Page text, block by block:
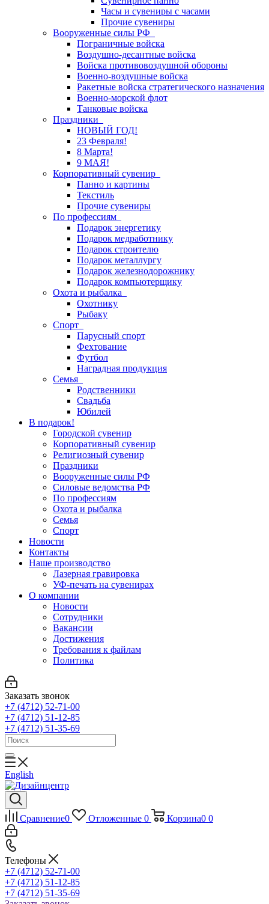
Часы и сувениры с часами
Прочие сувениры
Вооруженные силы РФ
Пограничные войска
Воздушно-десантные войска
Войска противовоздушной обороны
Военно-воздушные войска
Ракетные войска стратегического назначения
Военно-морской флот
Танковые войска
Праздники
НОВЫЙ ГОД!
23 Февраля!
8 Марта!
9 МАЯ!
Корпоративный сувенир
Панно и картины
Текстиль
Прочие сувениры
По профессиям
Подарок энергетику
Подарок медработнику
Подарок строителю
Подарок металлургу
Подарок железнодорожнику
Подарок компьютерщику
Охота и рыбалка
Охотнику
Рыбаку
Спорт
Парусный спорт
Фехтование
Футбол
Наградная продукция
Семья
Родственники
Свадьба
Юбилей
В подарок!
Городской сувенир
Корпоративный сувенир
Религиозный сувенир
Праздники
Вооруженные силы РФ
Силовые ведомства РФ
По профессиям
Охота и рыбалка
Семья
Спорт
Новости
Контакты
Наше производство
Лазерная гравировка
УФ-печать на сувенирах
О компании
Новости
Сотрудники
Вакансии
Достижения
Требования к файлам
Политика
Заказать звонок
+7 (4712) 52-71-00
+7 (4712) 51-12-85
+7 (4712) 51-35-69
English
Сравнение0 Отложенные 0 Корзина0 0
Телефоны
+7 (4712) 52-71-00
+7 (4712) 51-12-85
+7 (4712) 51-35-69